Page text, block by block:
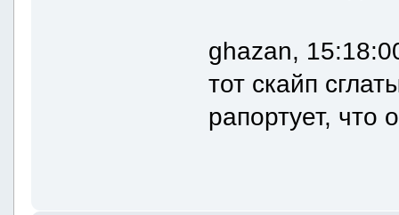
ghazan,
тот скайп
рапортует, что